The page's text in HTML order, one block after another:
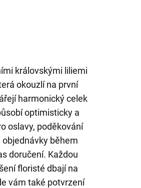
královskými liliemi
okouzlí na první
harmonický celek
optimisticky a
oslavy, poděkování
během
doručení. Každou
floristé dbají na
vám také potvrzení